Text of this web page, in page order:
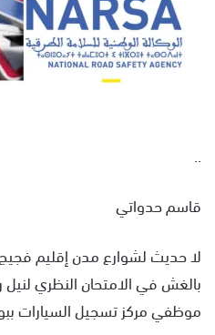
ي
د
ا
إ
..
قاسم حدواتي
لا حديث لشوارع مدن إقليم
بالغش في الامتحان النظري
موظفي مركز تسجيل السيارات